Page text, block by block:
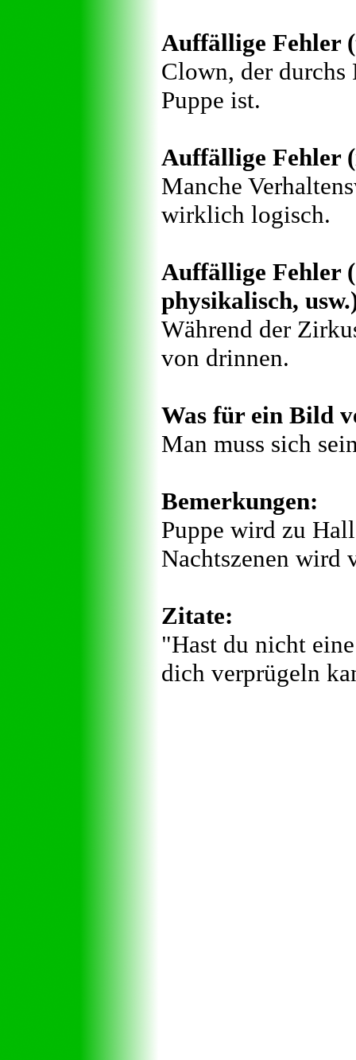
Auffällige Fehler
Clown, der durchs
Puppe ist.
Auffällige Fehler
Manche
wirklich logisch.
Auffällige Fehler
physikalisch,
Während der
von drinnen.
Was für ein Bild
Man muss sich
Bemerkungen:
Puppe wird zu
Nachtszenen wird
Zitate:
"Hast du nicht
dich verprügeln